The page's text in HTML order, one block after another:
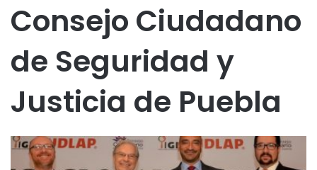
Consejo Ciudadano
de Seguridad y
Justicia de Puebla